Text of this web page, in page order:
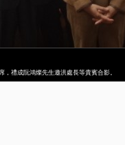
禮成阮鴻燦先生邀洪處長等貴賓合影。